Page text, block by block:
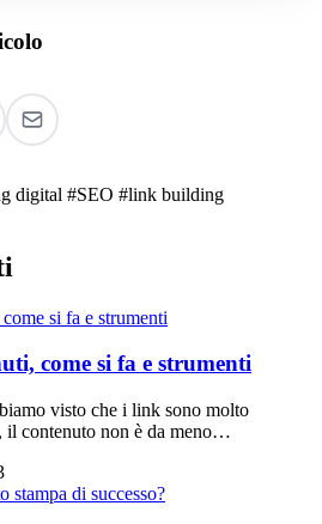
digital #SEO #link building
come si fa e strumenti
visto che i link sono molto
il contenuto non è da meno…